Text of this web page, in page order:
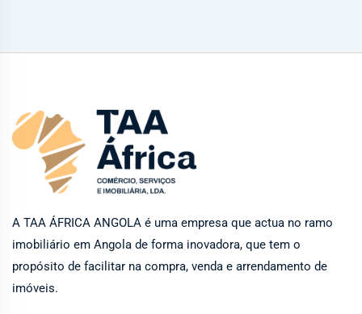
A TAA ÁFRICA ANGOLA é uma empresa que actua no ramo
imobiliário em Angola de forma inovadora, que tem o
propósito de facilitar na compra, venda e arrendamento de
imóveis.